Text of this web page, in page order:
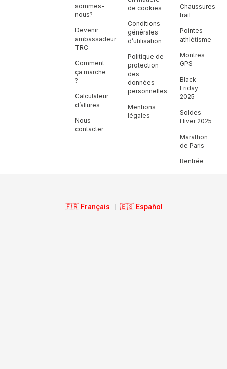
sommes-
nous?
Devenir
ambassadeur
TRC
Comment
ça marche
?
Calculateur
d’allures
Nous
contacter
de cookies
Conditions
générales
d’utilisation
Politique de
protection
des
données
personnelles
Mentions
légales
Chaussures
trail
Pointes
athlétisme
Montres
GPS
Black
Friday
2025
Soldes
Hiver 2025
Marathon
de Paris
Rentrée
🇫🇷 Français 🇪🇸 Español